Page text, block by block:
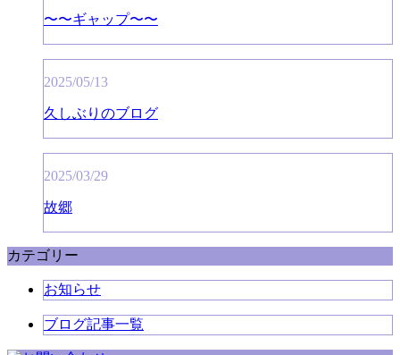
〜〜ギャップ〜〜
2025/05/13
久しぶりのブログ
2025/03/29
故郷
カテゴリー
お知らせ
ブログ記事一覧